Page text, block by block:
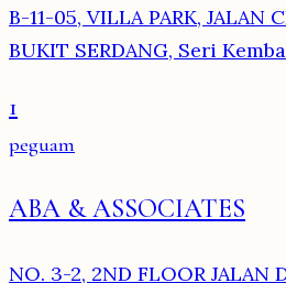
B-11-05, VILLA PARK, JALAN
BUKIT SERDANG, Seri
1
peguam
ABA & ASSOCIATES
NO. 3-2, 2ND FLOOR JALAN